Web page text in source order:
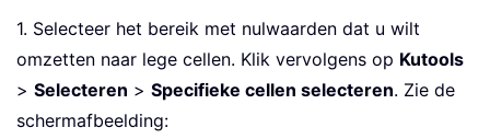
1. Selecteer het bereik met nulwaarden dat u wilt
omzetten naar lege cellen. Klik vervolgens op Kutools
> Selecteren > Specifieke cellen selecteren. Zie de
schermafbeelding: